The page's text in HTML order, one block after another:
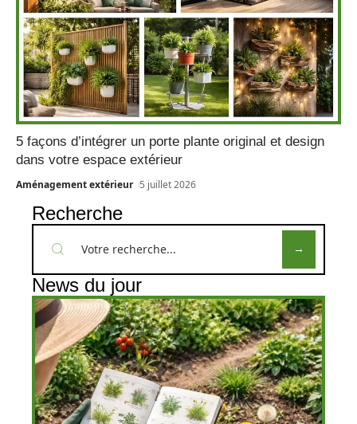
5 façons d’intégrer un porte plante original et design
dans votre espace extérieur
Aménagement extérieur 5 juillet 2026
Recherche
News du jour